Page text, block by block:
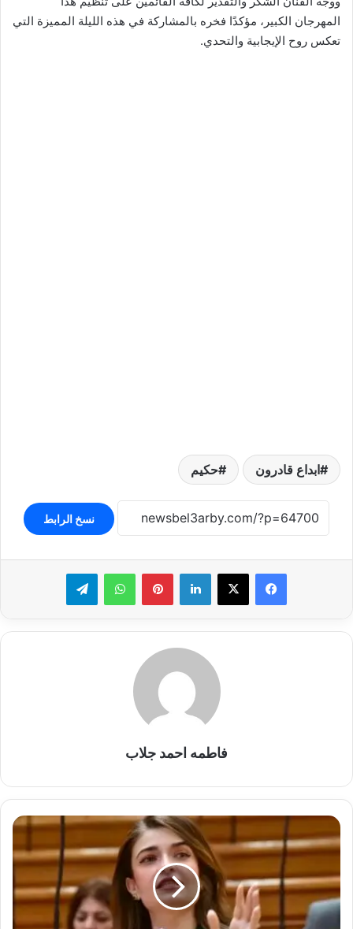
المهرجان الكبير، مؤكدًا فخره بالمشاركة في هذه الليلة المميزة التي
تعكس روح الإيجابية والتحدي.
ابداع قادرون حكيم
نسخ الرابط
لينكدإن بينتيريستواتساب تيلقرام
فاطمه احمد جلاب
إيرين
سعيد
تنجح
في
تخصيص
300
مليون